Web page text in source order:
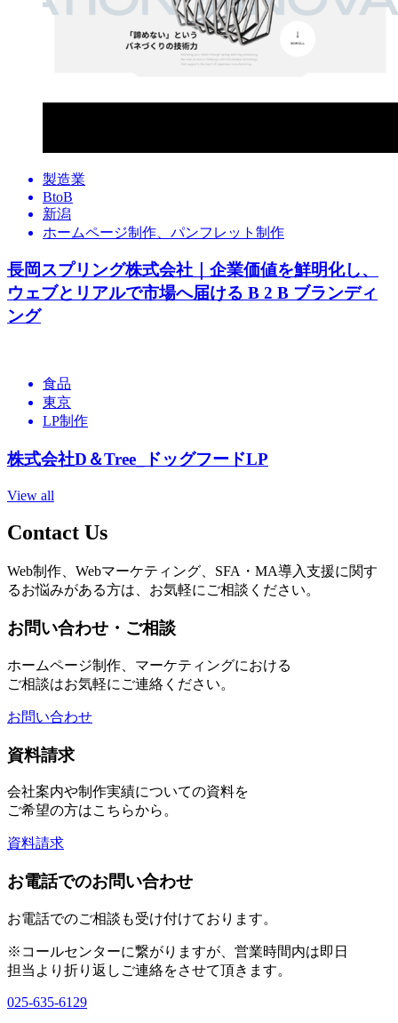
製造業
BtoB
新潟
ホームページ制作、パンフレット制作
長岡スプリング株式会社｜企業価値を鮮明化し、
ウェブとリアルで市場へ届ける B 2 B ブランディ
ング
食品
東京
LP制作
株式会社D＆Tree_ドッグフードLP
View all
Contact Us
Web制作、Webマーケティング、SFA・MA導入支援に関す
るお悩みがある方は、お気軽にご相談ください。
お問い合わせ・ご相談
ホームページ制作、マーケティングにおける
ご相談はお気軽にご連絡ください。
お問い合わせ
資料請求
会社案内や制作実績についての資料を
ご希望の方はこちらから。
資料請求
お電話でのお問い合わせ
お電話でのご相談も受け付けております。
※コールセンターに繋がりますが、営業時間内は即日
担当より折り返しご連絡をさせて頂きます。
025-635-6129